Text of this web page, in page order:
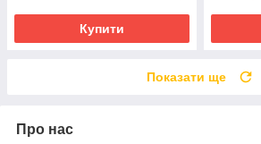
Купити
Показати ще
Про нас